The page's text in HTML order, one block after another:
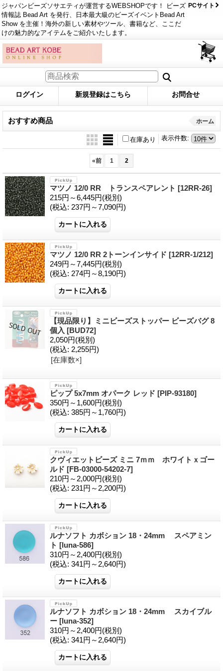
ジャパンビーズソサエティが運営するWEBSHOPです！ ビーズ
情報誌 Bead Art を発行、日本最大級のビーズイベントBead Art
Show を主催！海外の新しい素材やツール、書籍など、ここだ
けの魅力的なアイテムをご紹介いたします。
PCサイト
ログイン 新規登録はこちら お問合せ
おすすめ商品 ホーム
表示件数:
在庫あり
«前 1 2
マツノ 12/0 RR トランスペアレント [12RR-26]
215円～6,445円(税別)
(税込: 237円～7,090円)
マツノ 12/0 RR 2トーンインサイド [12RR-1/212]
249円～7,445円(税別)
(税込: 274円～8,190円)
【現品限り】ミニビーズストッパー ビーズバグ 8
個入 [BUD72]
2,050円(税別)
(税込: 2,255円)
[在庫数×]
ピップ 5x7mm オパーク レッド [PIP-93180]
350円～1,600円(税別)
(税込: 385円～1,760円)
クヴィエットビーズ ミニ 7ｍｍ ホワイトｘゴー
ルド [FB-03000-54202-7]
210円～2,000円(税別)
(税込: 231円～2,200円)
ルナソフト カボション 18・24mm スペアミン
ト [luna-586]
310円～2,400円(税別)
(税込: 341円～2,640円)
ルナソフト カボション 18・24mm スカイブル
ー [luna-352]
310円～2,400円(税別)
(税込: 341円～2,640円)